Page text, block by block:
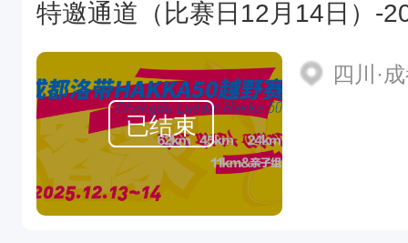
已结束
四川·